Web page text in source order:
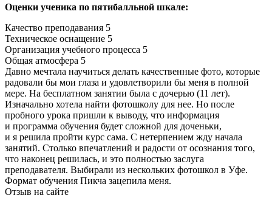
Оценки ученика по пятибалльной шкале:
Качество преподавания 5
Техническое оснащение 5
Организация учебного процесса 5
Общая атмосфера 5
Давно мечтала научиться делать качественные фото, которые
радовали бы мои глаза и удовлетворили бы меня в полной
мере. На бесплатном занятии была с дочерью (11 лет).
Изначально хотела найти фотошколу для нее. Но после
пробного урока пришли к выводу, что информация
и программа обучения будет сложной для доченьки,
и я решила пройти курс сама. С нетерпением жду начала
занятий. Столько впечатлений и радости от осознания того,
что наконец решилась, и это полностью заслуга
преподавателя. Выбирали из нескольких фотошкол в Уфе.
Формат обучения Пикча зацепила меня.
Отзыв на сайте